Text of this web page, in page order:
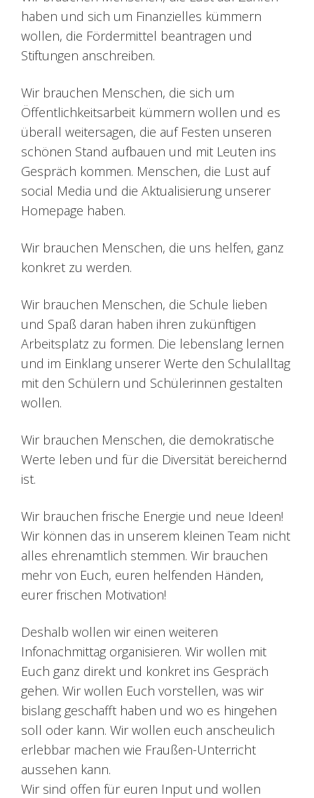
haben und sich um Finanzielles kümmern
wollen, die Fördermittel beantragen und
Stiftungen anschreiben.
Wir brauchen Menschen, die sich um
Öffentlichkeitsarbeit kümmern wollen und es
überall weitersagen, die auf Festen unseren
schönen Stand aufbauen und mit Leuten ins
Gespräch kommen. Menschen, die Lust auf
social Media und die Aktualisierung unserer
Homepage haben.
Wir brauchen Menschen, die uns helfen, ganz
konkret zu werden.
Wir brauchen Menschen, die Schule lieben
und Spaß daran haben ihren zukünftigen
Arbeitsplatz zu formen. Die lebenslang lernen
und im Einklang unserer Werte den Schulalltag
mit den Schülern und Schülerinnen gestalten
wollen.
Wir brauchen Menschen, die demokratische
Werte leben und für die Diversität bereichernd
ist.
Wir brauchen frische Energie und neue Ideen!
Wir können das in unserem kleinen Team nicht
alles ehrenamtlich stemmen. Wir brauchen
mehr von Euch, euren helfenden Händen,
eurer frischen Motivation!
Deshalb wollen wir einen weiteren
Infonachmittag organisieren. Wir wollen mit
Euch ganz direkt und konkret ins Gespräch
gehen. Wir wollen Euch vorstellen, was wir
bislang geschafft haben und wo es hingehen
soll oder kann. Wir wollen euch anscheulich
erlebbar machen wie Fraußen-Unterricht
aussehen kann.
Wir sind offen für euren Input und wollen